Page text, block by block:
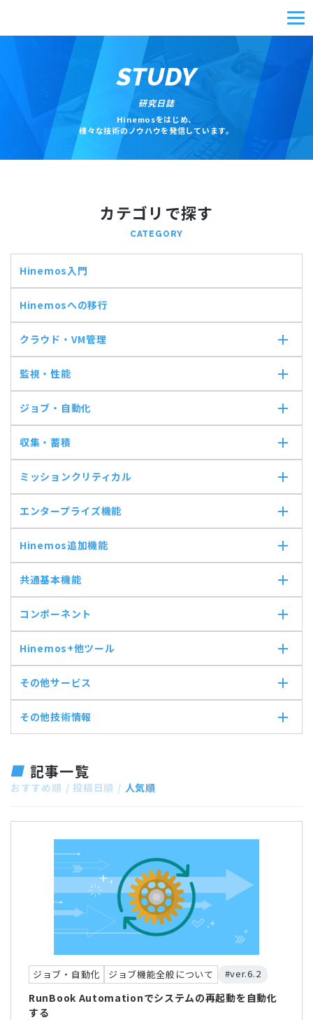
STUDY
研究日誌
Hinemosをはじめ、
様々な技術のノウハウを発信しています。
カテゴリで探す
CATEGORY
Hinemos入門
Hinemosへの移行
クラウド・VM管理
クラウド・VM共通
VM管理機能
監視・性能
パケットキャプチャ監視
カスタム監視
バイナリファイル監視
収集値統合監視
相関係数監視
ログ件数監視
システムログ監視
ログファイル監視
JMX監視
SQL監視
SNMP監視
Hinemosエージェント監視
Windows サービス監視
サービス・ポート監視
リソース監視
プロセス監視
監視機能全般について
性能機能
ジョブ・自動化
ジョブ機能全般について
ファイル転送ジョブ
参照ジョブ
環境構築機能
ジョブセッション
実行契機
ジョブ連携送信ジョブ
ジョブ連携待機ジョブ
ファイルチェックジョブ
監視ジョブ
収集・蓄積
転送
検索
蓄積
収集
ミッションクリティカル
ミッションクリティカル（Linux）
エンタープライズ機能
インシデント管理連携ツール
ユーティリティ機能
レポーティング
ノードマップ
ジョブマップ
Hinemos追加機能
Hinemosインシデントダッシュボード
Hinemosセキュリティオプション
共通基本機能
セルフチェック
通知
アカウント
カレンダ
リポジトリ
コンポーネント
Hinemosエージェント
Hinemosマネージャ
Hinemos+他ツール
google apps
slack
その他サービス
CloudGate UNO
IT Asset コンシェル
その他技術情報
Perl
Vim
記事一覧
おすすめ順 投稿日順 人気順
ジョブ・自動化 ジョブ機能全般について #ver.6.2
RunBook Automationでシステムの再起動を自動化
する